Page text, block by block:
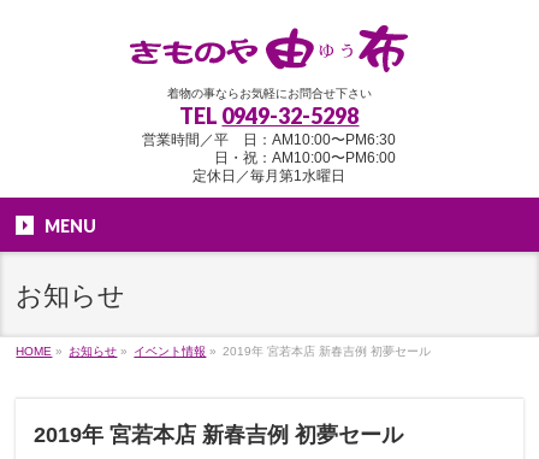
着物の事ならお気軽にお問合せ下さい
TEL 0949-32-5298
営業時間／平 日：AM10:00〜PM6:30
日・祝：AM10:00〜PM6:00
定休日／毎月第1水曜日
MENU
お知らせ
HOME » お知らせ » イベント情報 » 2019年 宮若本店 新春吉例 初夢セール
2019年 宮若本店 新春吉例 初夢セール